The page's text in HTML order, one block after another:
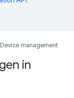
Device management
in